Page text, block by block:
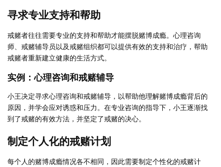
寻求专业支持和帮助
戒赌者往往需要专业的支持和帮助才能摆脱赌博成瘾。心理咨询
师、戒赌辅导员以及戒赌组织都可以提供有效的支持和治疗，帮助
戒赌者重新建立健康的生活方式。
实例：心理咨询和戒赌辅导
小王决定寻求心理咨询和戒赌辅导，以帮助他理解赌博成瘾背后的
原因，并学会应对诱惑和压力。在专业咨询的指导下，小王逐渐找
到了戒赌的有效方法，并坚定了戒赌的决心。
制定个人化的戒赌计划
每个人的赌博成瘾情况各不相同，因此需要制定个性化的戒赌计